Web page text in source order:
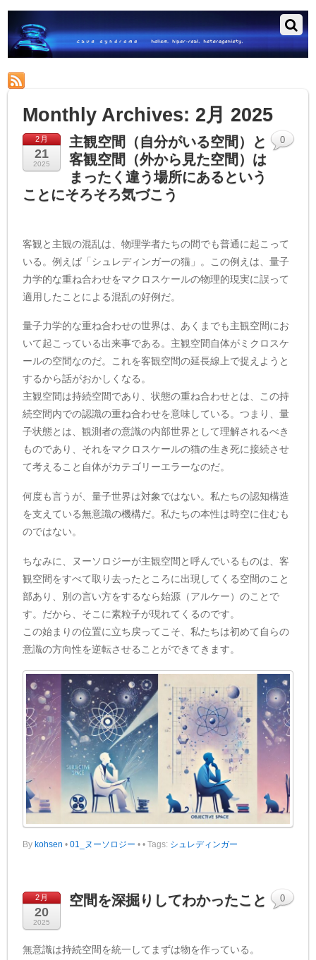
Monthly Archives: 2月 2025
2月
21
2025
主観空間（自分がいる空間）と
客観空間（外から見た空間）は
まったく違う場所にあるという
ことにそろそろ気づこう
客観と主観の混乱は、物理学者たちの間でも普通に起こって
いる。例えば「シュレディンガーの猫」。この例えは、量子
力学的な重ね合わせをマクロスケールの物理的現実に誤って
適用したことによる混乱の好例だ。
量子力学的な重ね合わせの世界は、あくまでも主観空間にお
いて起こっている出来事である。主観空間自体がミクロスケ
ールの空間なのだ。これを客観空間の延長線上で捉えようと
するから話がおかしくなる。
主観空間は持続空間であり、状態の重ね合わせとは、この持
続空間内での認識の重ね合わせを意味している。つまり、量
子状態とは、観測者の意識の内部世界として理解されるべき
ものであり、それをマクロスケールの猫の生き死に接続させ
て考えること自体がカテゴリーエラーなのだ。
何度も言うが、量子世界は対象ではない。私たちの認知構造
を支えている無意識の機構だ。私たちの本性は時空に住むも
のではない。
ちなみに、ヌーソロジーが主観空間と呼んでいるものは、客
観空間をすべて取り去ったところに出現してくる空間のこと
部あり、別の言い方をするなら始源（アルケー）のことで
す。だから、そこに素粒子が現れてくるのです。
この始まりの位置に立ち戻ってこそ、私たちは初めて自らの
意識の方向性を逆転させることができてきます。
Bykohsen • 01_ヌーソロジー •
0
• Tags: シュレディンガー
2月
20
2025
空間を深掘りしてわかったこと
無意識は持続空間を統一してまずは物を作っている。
0